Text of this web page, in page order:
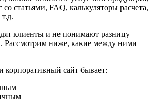
со статьями, FAQ, калькуляторы расчета,
клиенты и не понимают разницу
Рассмотрим ниже, какие между ними
корпоративный сайт бывает: